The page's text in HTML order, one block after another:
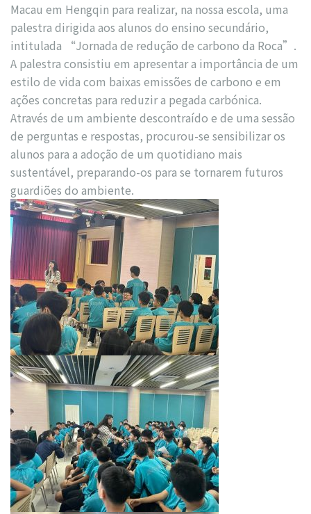
Macau em Hengqin para realizar, na nossa escola, uma
palestra dirigida aos alunos do ensino secundário,
intitulada “Jornada de redução de carbono da Roca”.
A palestra consistiu em apresentar a importância de um
estilo de vida com baixas emissões de carbono e em
ações concretas para reduzir a pegada carbónica.
Através de um ambiente descontraído e de uma sessão
de perguntas e respostas, procurou-se sensibilizar os
alunos para a adoção de um quotidiano mais
sustentável, preparando-os para se tornarem futuros
guardiões do ambiente.